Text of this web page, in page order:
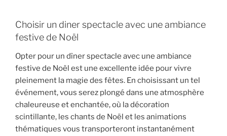
Choisir un diner spectacle avec une ambiance
festive de Noël
Opter pour un dîner spectacle avec une ambiance
festive de Noël est une excellente idée pour vivre
pleinement la magie des fêtes. En choisissant un tel
événement, vous serez plongé dans une atmosphère
chaleureuse et enchantée, où la décoration
scintillante, les chants de Noël et les animations
thématiques vous transporteront instantanément